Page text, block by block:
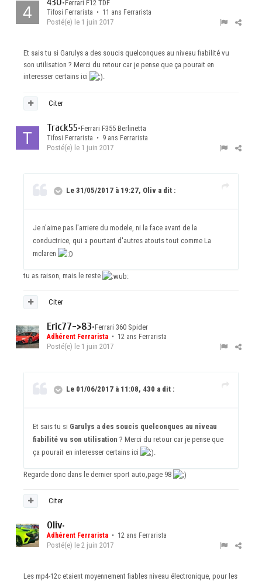
• Ferrari F12 TDF
Tifosi Ferrarista • 11 ans Ferrarista
Posté(e) le 1 juin 2017
Et sais tu si Garulys a des soucis quelconques au niveau fiabilité vu
son utilisation ? Merci du retour car je pense que ça pourait en
interesser certains ici
.
Citer
Track55•Ferrari F355 Berlinetta
Tifosi Ferrarista • 9 ans Ferrarista
Posté(e) le 1 juin 2017
Le 31/05/2017 à 19:27, Oliv a dit :
Je n'aime pas l'arriere du modele, ni la face avant de la
conductrice, qui a pourtant d'autres atouts tout comme La
mclaren
tu as raison, mais le reste
Citer
Eric77->83•Ferrari 360 Spider
Adhérent Ferrarista • 12 ans Ferrarista
Posté(e) le 1 juin 2017
Le 01/06/2017 à 11:08, 430 a dit :
Et sais tu si Garulys a des soucis quelconques au niveau
fiabilité vu son utilisation ? Merci du retour car je pense que
ça pourait en interesser certains ici
.
Regarde donc dans le dernier sport auto,page 98
Citer
Oliv•
Adhérent Ferrarista • 12 ans Ferrarista
Posté(e) le 2 juin 2017
Les mp4-12c etaient moyennement fiables niveau électronique, pour les